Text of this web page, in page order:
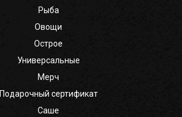
Рыба
Овощи
Острое
Универсальные
Мерч
Подарочный сертификат
Саше